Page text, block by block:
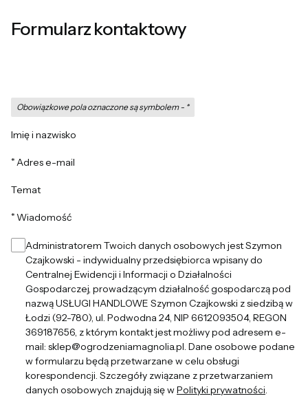
Formularz kontaktowy
Obowiązkowe pola oznaczone są symbolem - *
Imię i nazwisko
*Adres e-mail
Temat
*Wiadomość
Administratorem Twoich danych osobowych jest Szymon
Czajkowski - indywidualny przedsiębiorca wpisany do
Centralnej Ewidencji i Informacji o Działalności
Gospodarczej, prowadzącym działalność gospodarczą pod
nazwą USŁUGI HANDLOWE Szymon Czajkowski z siedzibą w
Łodzi (92-780), ul. Podwodna 24, NIP 6612093504, REGON
369187656, z którym kontakt jest możliwy pod adresem e-
mail: sklep@ogrodzeniamagnolia.pl. Dane osobowe podane
w formularzu będą przetwarzane w celu obsługi
korespondencji. Szczegóły związane z przetwarzaniem
danych osobowych znajdują się wPolityki prywatności.